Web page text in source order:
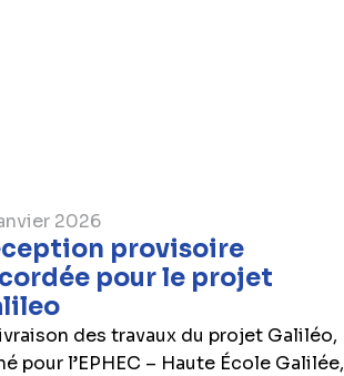
2026
provisoire
pour le projet
des travaux du projet Galiléo,
pour l’EPHEC – Haute École Galilée,